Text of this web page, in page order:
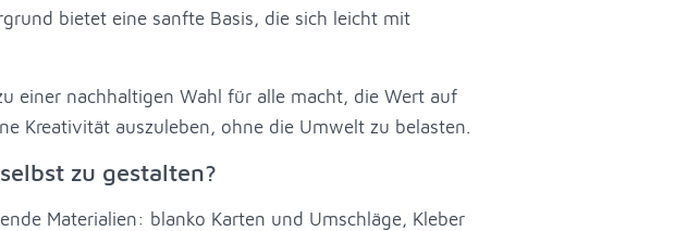
bietet eine sanfte Basis, die sich leicht mit
einer nachhaltigen Wahl für alle macht, die Wert auf
Kreativität auszuleben, ohne die Umwelt zu belasten.
zu gestalten?
Materialien: blanko Karten und Umschläge, Kleber